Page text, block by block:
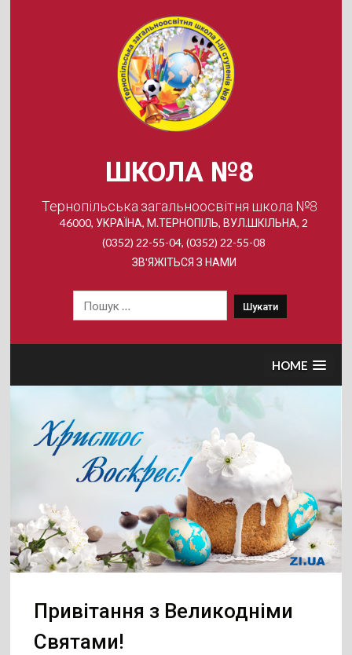
ШКОЛА №8
Тернопільська загальноосвітня школа №8
46000, УКРАЇНА, М.ТЕРНОПІЛЬ, ВУЛ.ШКІЛЬНА, 2
(0352) 22-55-04, (0352) 22-55-08
ЗВ'ЯЖІТЬСЯ З НАМИ
HOME
Привітання з Великодніми
Святами!